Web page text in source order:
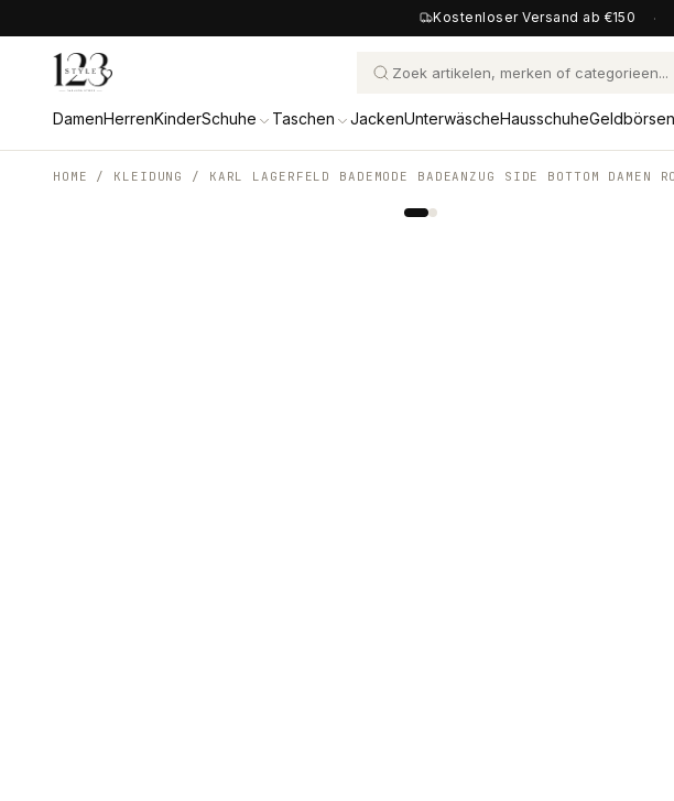
Kostenloser Versand ab €150 ·
DamenHerrenKinderSchuhe Taschen JackenUnterwäscheHausschuheGeldbörsen
HOME / KLEIDUNG / KARL LAGERFELD BADEMODE BADEANZUG SIDE BOTTOM DAMEN